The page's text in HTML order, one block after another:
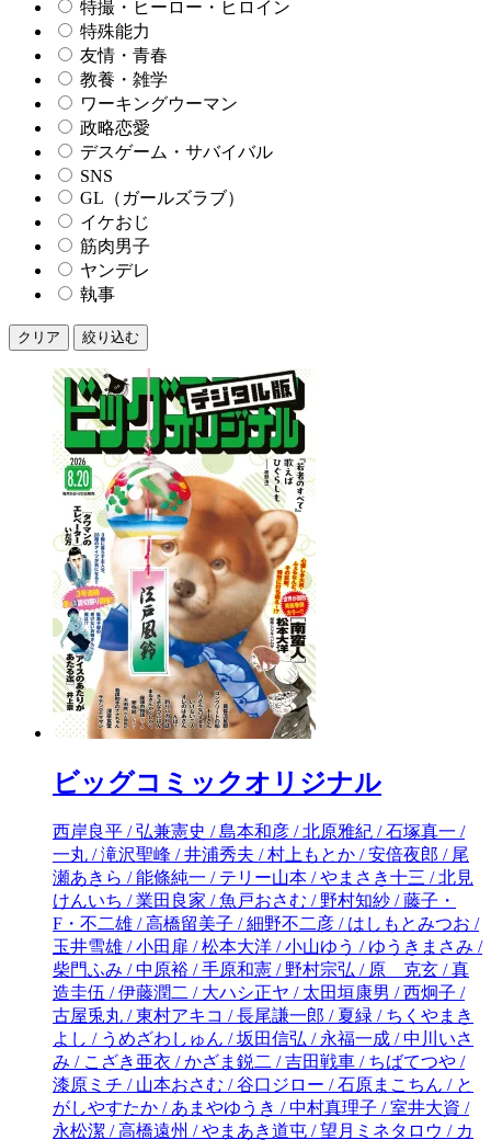
特撮・ヒーロー・ヒロイン
特殊能力
友情・青春
教養・雑学
ワーキングウーマン
政略恋愛
デスゲーム・サバイバル
SNS
GL（ガールズラブ）
イケおじ
筋肉男子
ヤンデレ
執事
クリア 絞り込む
ビッグコミックオリジナル
西岸良平 / 弘兼憲史 / 島本和彦 / 北原雅紀 / 石塚真一 / 一丸 / 滝沢聖峰 / 井浦秀夫 / 村上もとか / 安倍夜郎 / 尾瀬あきら / 能條純一 / テリー山本 / やまさき十三 / 北見けんいち / 業田良家 / 魚戸おさむ / 野村知紗 / 藤子・F・不二雄 / 高橋留美子 / 細野不二彦 / はしもとみつお / 玉井雪雄 / 小田扉 / 松本大洋 / 小山ゆう / ゆうきまさみ / 柴門ふみ / 中原裕 / 手原和憲 / 野村宗弘 / 原 克玄 / 真造圭伍 / 伊藤潤二 / 大ハシ正ヤ / 太田垣康男 / 西炯子 / 古屋兎丸 / 東村アキコ / 長尾謙一郎 / 夏緑 / ちくやまきよし / うめざわしゅん / 坂田信弘 / 永福一成 / 中川いさみ / こざき亜衣 / かざま鋭二 / 吉田戦車 / ちばてつや / 漆原ミチ / 山本おさむ / 谷口ジロー / 石原まこちん / とがしやすたか / あまやゆうき / 中村真理子 / 室井大資 / 永松潔 / 高橋遠州 / やまあき道屯 / 望月ミネタロウ / カレー沢薫 / 山川直人 / 津村マミ / ビッグコミックオリジナル編集部 / 有間しのぶ / 稲井雄人 / 村上たかし / 楠みちはる / 宮崎克 / 増田俊也 / 市田実 / 太宰治 / 福本伸行 / 森栗丸 / 小林有吾 / キリエ / 星野泰視 / 奥山直 / アガサ・クリスティー / 西尾雄太 / 若狭星 / 香川まさひと / 有永イネ /